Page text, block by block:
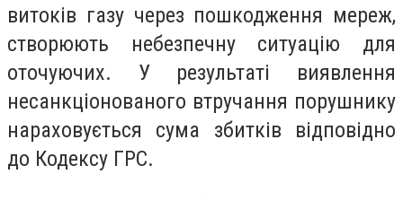
витоків газу через пошкодження мереж,
створюють небезпечну ситуацію для
оточуючих. У результаті виявлення
несанкціонованого втручання порушнику
нараховується сума збитків відповідно
до Кодексу ГРС.